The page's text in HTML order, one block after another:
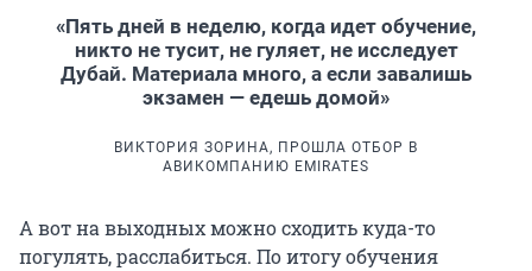
«Пять дней в неделю, когда идет обучение,
никто не тусит, не гуляет, не исследует
Дубай. Материала много, а если завалишь
экзамен — едешь домой»
ВИКТОРИЯ ЗОРИНА, ПРОШЛА ОТБОР В
АВИКОМПАНИЮ EMIRATES
А вот на выходных можно сходить куда-то
погулять, расслабиться. По итогу обучения